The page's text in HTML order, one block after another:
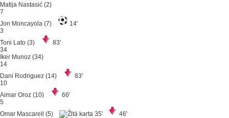
Matija Nastasić (2)
7
Jon Moncayola (7)
14'
3
Toni Lato (3)
83'
34
Iker Munoz (34)
14
Dani Rodriguez (14)
83'
10
Aimar Oroz (10)
66'
5
Omar Mascarell
(5) 35'
46'